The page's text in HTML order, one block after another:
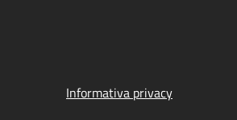
Informativa privacy